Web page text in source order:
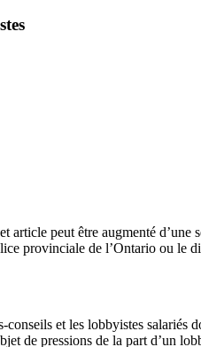
article peut être augmenté d’une
provinciale de l’Ontario ou le
et les lobbyistes salariés
de pressions de la part d’un